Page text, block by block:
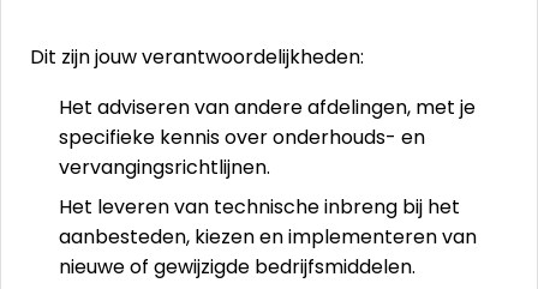
Dit zijn jouw verantwoordelijkheden:
Het adviseren van andere afdelingen, met je
specifieke kennis over onderhouds- en
vervangingsrichtlijnen.
Het leveren van technische inbreng bij het
aanbesteden, kiezen en implementeren van
nieuwe of gewijzigde bedrijfsmiddelen.